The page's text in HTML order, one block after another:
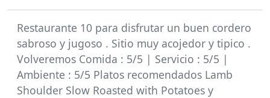
Restaurante 10 para disfrutar un buen cordero
sabroso y jugoso . Sitio muy acojedor y tipico .
Volveremos Comida : 5/5 | Servicio : 5/5 |
Ambiente : 5/5 Platos recomendados Lamb
Shoulder Slow Roasted with Potatoes y